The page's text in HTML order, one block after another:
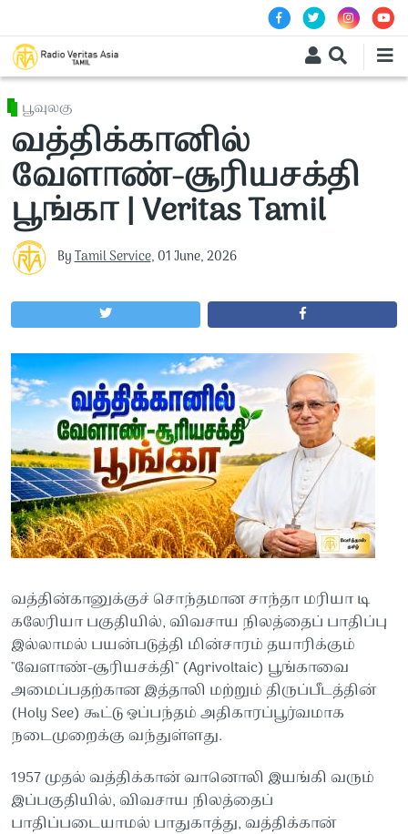
பூவுலகு
வத்திக்கானில்
வேளாண்-சூரியசக்தி
பூங்கா | Veritas Tamil
ByTamil Service, 01 June, 2026
வத்தின்கானுக்குச் சொந்தமான சாந்தா மரியா டி
கலேரியா பகுதியில், விவசாய நிலத்தைப் பாதிப்பு
இல்லாமல் பயன்படுத்தி மின்சாரம் தயாரிக்கும்
"வேளாண்-சூரியசக்தி" (Agrivoltaic) பூங்காவை
அமைப்பதற்கான இத்தாலி மற்றும் திருப்பீடத்தின்
(Holy See) கூட்டு ஒப்பந்தம் அதிகாரப்பூர்வமாக
நடைமுறைக்கு வந்துள்ளது.
1957 முதல் வத்திக்கான் வானொலி இயங்கி வரும்
இப்பகுதியில், விவசாய நிலத்தைப்
பாதிப்படையாமல் பாதுகாத்து, வத்திக்கான்